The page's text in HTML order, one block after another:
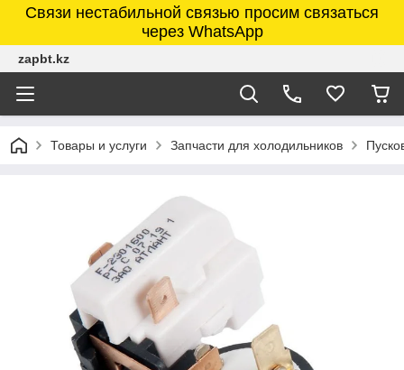
Связи нестабильной связью просим связаться
через WhatsApp
zapbt.kz
Товары и услуги Запчасти для холодильников